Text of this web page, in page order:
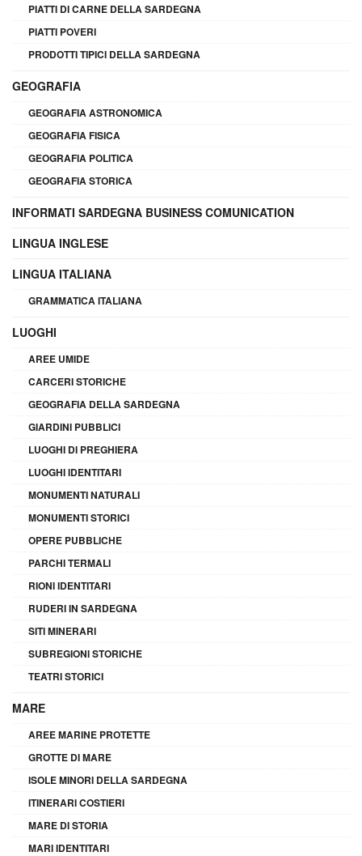
PIATTI DI CARNE DELLA SARDEGNA
PIATTI POVERI
PRODOTTI TIPICI DELLA SARDEGNA
GEOGRAFIA
GEOGRAFIA ASTRONOMICA
GEOGRAFIA FISICA
GEOGRAFIA POLITICA
GEOGRAFIA STORICA
INFORMATI SARDEGNA BUSINESS COMUNICATION
LINGUA INGLESE
LINGUA ITALIANA
GRAMMATICA ITALIANA
LUOGHI
AREE UMIDE
CARCERI STORICHE
GEOGRAFIA DELLA SARDEGNA
GIARDINI PUBBLICI
LUOGHI DI PREGHIERA
LUOGHI IDENTITARI
MONUMENTI NATURALI
MONUMENTI STORICI
OPERE PUBBLICHE
PARCHI TERMALI
RIONI IDENTITARI
RUDERI IN SARDEGNA
SITI MINERARI
SUBREGIONI STORICHE
TEATRI STORICI
MARE
AREE MARINE PROTETTE
GROTTE DI MARE
ISOLE MINORI DELLA SARDEGNA
ITINERARI COSTIERI
MARE DI STORIA
MARI IDENTITARI